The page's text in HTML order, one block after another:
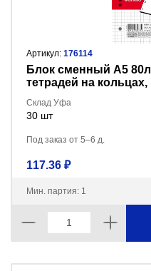
Артикул: 176114
Блок сменный А5
тетрадей на
Склад Уфа
30 шт
Под заказ от 5–6 д.
117.36 ₽
Мин. партия: 1